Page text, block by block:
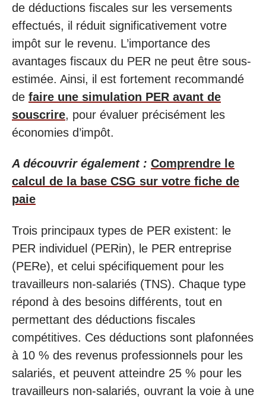
de déductions fiscales sur les versements
effectués, il réduit significativement votre
impôt sur le revenu. L’importance des
avantages fiscaux du PER ne peut être sous-
estimée. Ainsi, il est fortement recommandé
de faire une simulation PER avant de
souscrire, pour évaluer précisément les
économies d’impôt.
A découvrir également : Comprendre le
calcul de la base CSG sur votre fiche de
paie
Trois principaux types de PER existent: le
PER individuel (PERin), le PER entreprise
(PERe), et celui spécifiquement pour les
travailleurs non-salariés (TNS). Chaque type
répond à des besoins différents, tout en
permettant des déductions fiscales
compétitives. Ces déductions sont plafonnées
à 10 % des revenus professionnels pour les
salariés, et peuvent atteindre 25 % pour les
travailleurs non-salariés, ouvrant la voie à une